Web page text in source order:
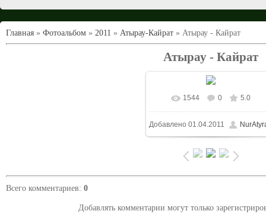
Главная » Фотоальбом » 2011 » Атырау-Кайрат » Атырау - Кайрат
Атырау - Кайрат
В реальном размере
1024x683/ 209.1Kb
1544 0 5.0
Добавлено 01.04.2011
Всего комментариев: 0
Добавлять комментарии могут только